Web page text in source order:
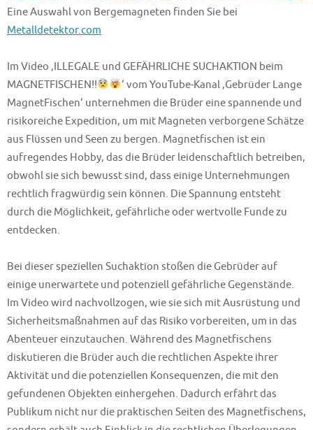
Eine Auswahl von Bergemagneten finden Sie bei
Metalldetektor.com
Im Video ‚ILLEGALE und GEFÄHRLICHE SUCHAKTION beim
MAGNETFISCHEN!!
‘ vom YouTube-Kanal ‚Gebrüder Lange
MagnetFischen‘ unternehmen die Brüder eine spannende und
risikoreiche Expedition, um mit Magneten verborgene Schätze
aus Flüssen und Seen zu bergen. Magnetfischen ist ein
aufregendes Hobby, das die Brüder leidenschaftlich betreiben,
obwohl sie sich bewusst sind, dass einige Unternehmungen
rechtlich fragwürdig sein können. Die Spannung entsteht
durch die Möglichkeit, gefährliche oder wertvolle Funde zu
entdecken.
Bei dieser speziellen Suchaktion stoßen die Gebrüder auf
einige unerwartete und potenziell gefährliche Gegenstände.
Im Video wird nachvollzogen, wie sie sich mit Ausrüstung und
Sicherheitsmaßnahmen auf das Risiko vorbereiten, um in das
Abenteuer einzutauchen. Während des Magnetfischens
diskutieren die Brüder auch die rechtlichen Aspekte ihrer
Aktivität und die potenziellen Konsequenzen, die mit den
gefundenen Objekten einhergehen. Dadurch erfährt das
Publikum nicht nur die praktischen Seiten des Magnetfischens,